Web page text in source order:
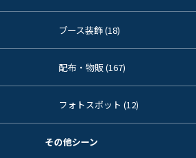
ブース装飾 (18)
配布・物販 (167)
フォトスポット (12)
その他シーン